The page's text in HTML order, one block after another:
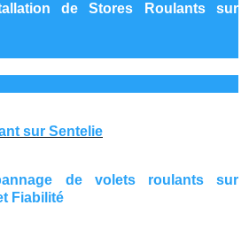
de Stores Roulants sur
sur Sentelie
de volets roulants sur
Fiabilité